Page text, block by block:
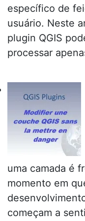
específico de
usuário. Neste
plugin QGIS
processar
uma camada é
momento em
começam a